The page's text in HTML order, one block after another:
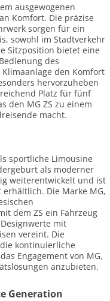
ausgewogenen
Komfort. Die präzise
sorgen für ein
sowohl im Stadtverkehr
Sitzposition bietet eine
des
den Komfort
hervorzuheben
Platz für fünf
den MG ZS zu einem
macht.
sportliche Limousine
als moderner
weiterentwickelt und ist
Die Marke MG,
dem ZS ein Fahrzeug
mit
vereint. Die
kontinuierliche
Engagement von MG,
anzubieten.
Generation